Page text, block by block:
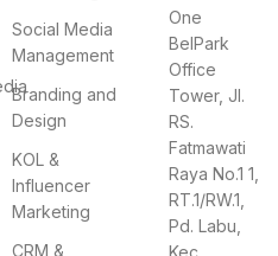
Social Media
Management
Branding and
Design
KOL &
Influencer
Marketing
CRM &
One
BelPark
Office
Tower, Jl.
RS.
Fatmawati
Raya No.1 1,
RT.1/RW.1,
Pd. Labu,